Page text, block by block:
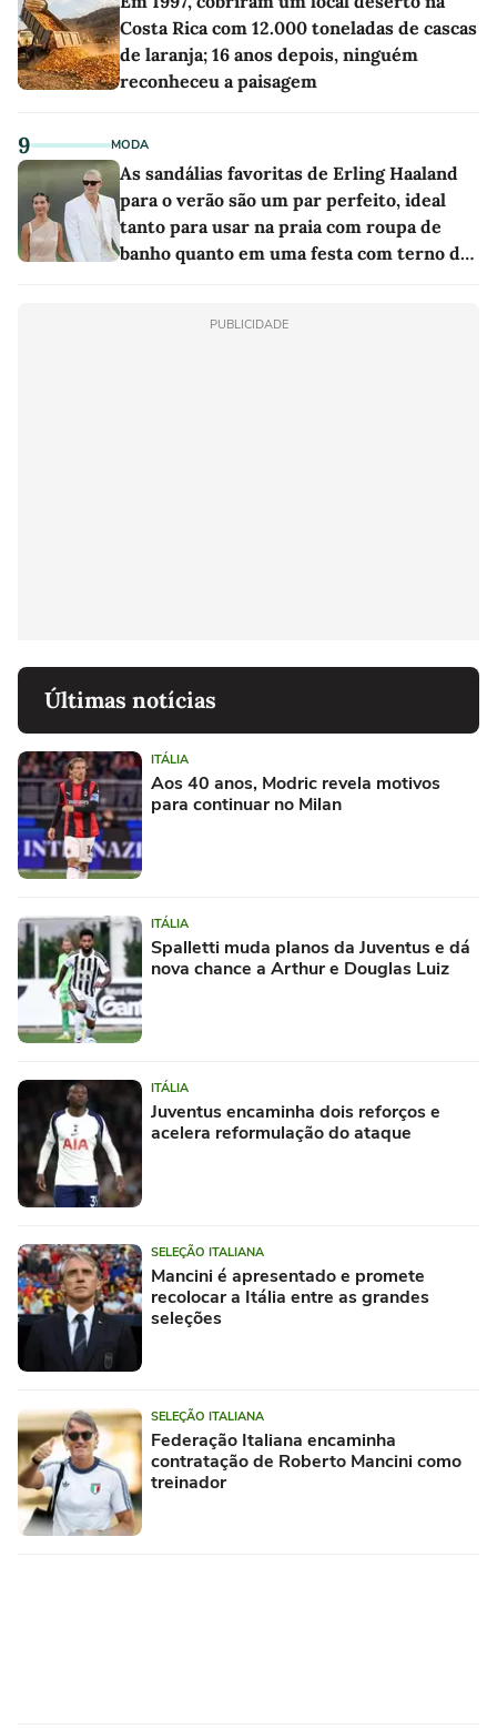
Costa Rica com 12.000 toneladas de cascas
de laranja; 16 anos depois, ninguém
reconheceu a paisagem
9 MODA
As sandálias favoritas de Erling Haaland
para o verão são um par perfeito, ideal
tanto para usar na praia com roupa de
banho quanto em uma festa com terno de
PUBLICIDADE
Últimas notícias
ITÁLIA
Aos 40 anos, Modric revela motivos
para continuar no Milan
ITÁLIA
Spalletti muda planos da Juventus e dá
nova chance a Arthur e Douglas Luiz
ITÁLIA
Juventus encaminha dois reforços e
acelera reformulação do ataque
SELEÇÃO ITALIANA
Mancini é apresentado e promete
recolocar a Itália entre as grandes
seleções
SELEÇÃO ITALIANA
Federação Italiana encaminha
contratação de Roberto Mancini como
treinador